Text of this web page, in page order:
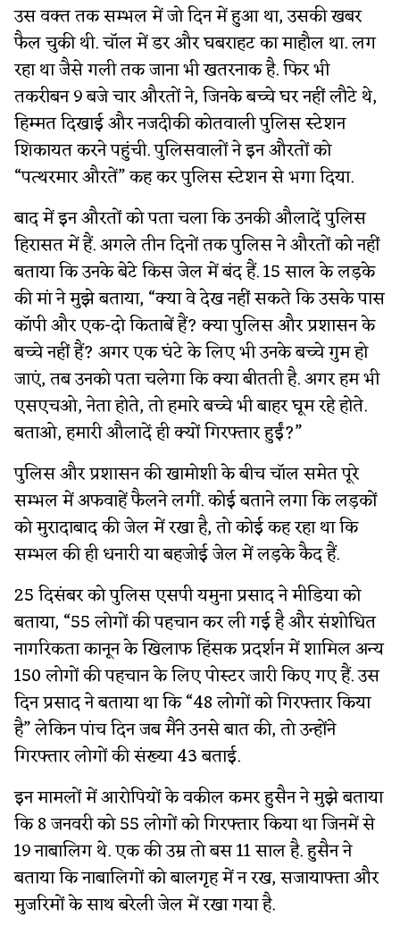
उस वक्त तक सम्भल में जो दिन में हुआ था, उसकी खबर
फैल चुकी थी. चॉल में डर और घबराहट का माहौल था. लग
रहा था जैसे गली तक जाना भी खतरनाक है. फिर भी
तकरीबन 9 बजे चार औरतों ने, जिनके बच्चे घर नहीं लौटे थे,
हिम्मत दिखाई और नजदीकी कोतवाली पुलिस स्टेशन
शिकायत करने पहुंची. पुलिसवालों ने इन औरतों को
“पत्थरमार औरतें” कह कर पुलिस स्टेशन से भगा दिया.
बाद में इन औरतों को पता चला कि उनकी औलादें पुलिस
हिरासत में हैं. अगले तीन दिनों तक पुलिस ने औरतों को नहीं
बताया कि उनके बेटे किस जेल में बंद हैं. 15 साल के लड़के
की मां ने मुझे बताया, “क्या वे देख नहीं सकते कि उसके पास
कॉपी और एक-दो किताबें हैं? क्या पुलिस और प्रशासन के
बच्चे नहीं हैं? अगर एक घंटे के लिए भी उनके बच्चे गुम हो
जाएं, तब उनको पता चलेगा कि क्या बीतती है. अगर हम भी
एसएचओ, नेता होते, तो हमारे बच्चे भी बाहर घूम रहे होते.
बताओ, हमारी औलादें ही क्यों गिरफ्तार हुईं?”
पुलिस और प्रशासन की खामोशी के बीच चॉल समेत पूरे
सम्भल में अफवाहें फैलने लगीं. कोई बताने लगा कि लड़कों
को मुरादाबाद की जेल में रखा है, तो कोई कह रहा था कि
सम्भल की ही धनारी या बहजोई जेल में लड़के कैद हैं.
25 दिसंबर को पुलिस एसपी यमुना प्रसाद ने मीडिया को
बताया, “55 लोगों की पहचान कर ली गई है और संशोधित
नागरिकता कानून के खिलाफ हिंसक प्रदर्शन में शामिल अन्य
150 लोगों की पहचान के लिए पोस्टर जारी किए गए हैं. उस
दिन प्रसाद ने बताया था कि “48 लोगों को गिरफ्तार किया
है” लेकिन पांच दिन जब मैंने उनसे बात की, तो उन्होंने
गिरफ्तार लोगों की संख्या 43 बताई.
इन मामलों में आरोपियों के वकील कमर हुसैन ने मुझे बताया
कि 8 जनवरी को 55 लोगों को गिरफ्तार किया था जिनमें से
19 नाबालिग थे. एक की उम्र तो बस 11 साल है. हुसैन ने
बताया कि नाबालिगों को बालगृह में न रख, सजायाफ्ता और
मुजरिमों के साथ बरेली जेल में रखा गया है.